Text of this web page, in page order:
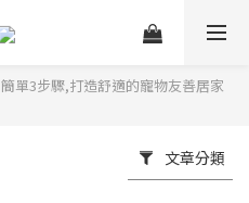
簡單3步驟,打造舒適的寵物友善居家
文章分類